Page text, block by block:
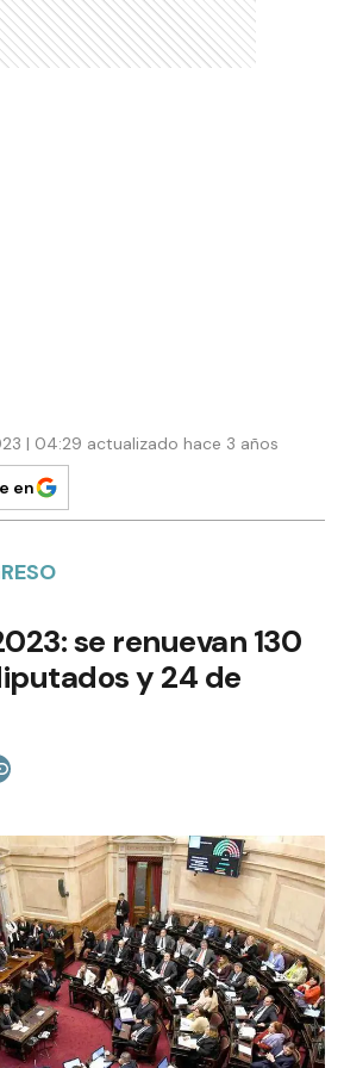
| 04:29 actualizado hace 3 años
en
se renuevan 130
y 24 de